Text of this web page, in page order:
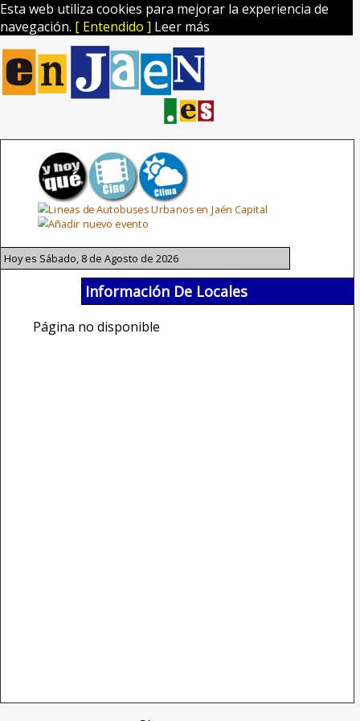
Esta web utiliza cookies para mejorar la experiencia de
navegación. [ Entendido ] Leer más
Hoy es Sábado, 8 de Agosto de 2026
Información De Locales
Página no disponible